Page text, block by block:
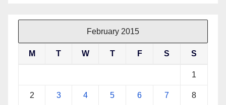
February 2015
M T W T F S S
1
2 3 4 5 6 7 8